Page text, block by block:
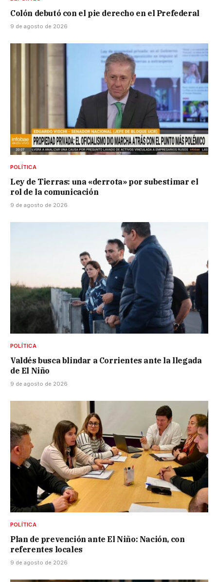
Colón debutó con el pie derecho en el Prefederal
9 de agosto de 2026
POLÍTICA
Ley de Tierras: una «derrota» por subestimar el
rol de la comunicación
9 de agosto de 2026
POLÍTICA
Valdés busca blindar a Corrientes ante la llegada
de El Niño
9 de agosto de 2026
POLÍTICA
Plan de prevención ante El Niño: Nación, con
referentes locales
9 de agosto de 2026